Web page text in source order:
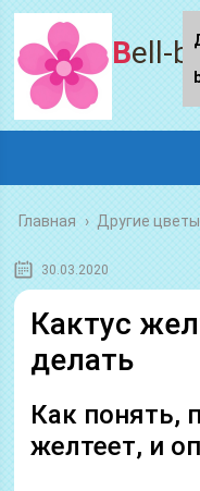
Bell-
Главная › Другие цветы
30.03.2020
Кактус
делать
Как понять,
желтеет, и